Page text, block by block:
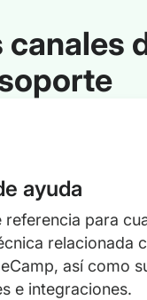
canales
ayuda
referencia para
relacionada
así como
e integraciones.